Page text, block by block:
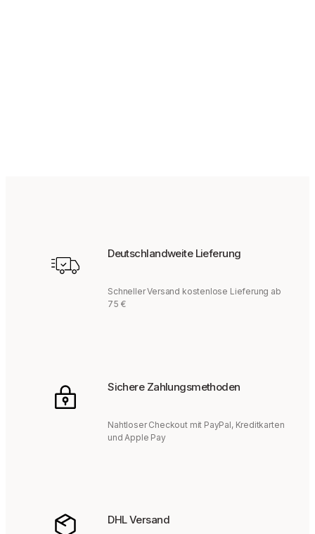
Deutschlandweite Lieferung
Schneller Versand kostenlose Lieferung ab
75 €
Sichere Zahlungsmethoden
Nahtloser Checkout mit PayPal, Kreditkarten
und Apple Pay
DHL Versand